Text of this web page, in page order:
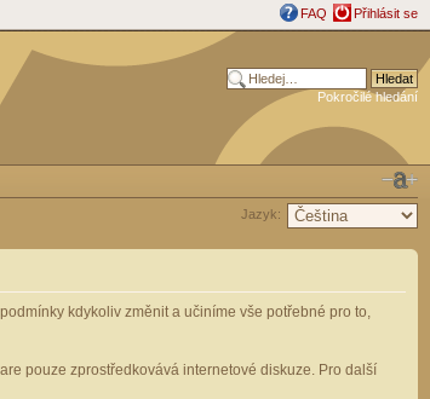
FAQ Přihlásit se
Pokročilé hledání
Jazyk:
kdykoliv změnit a učiníme vše potřebné pro to,
pouze zprostředkovává internetové diskuze. Pro další